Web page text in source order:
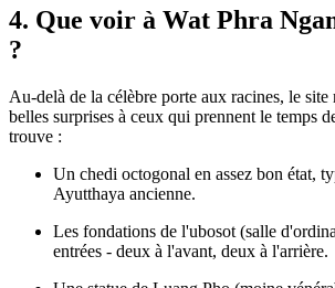
4. Que voir à Wat Phra
?
Au-delà de la célèbre porte aux racines, le site
belles surprises à ceux qui prennent le temps
trouve :
Un chedi octogonal en assez bon état,
Ayutthaya ancienne.
Les fondations de l'ubosot (salle
entrées - deux à l'avant, deux à l'arrière.